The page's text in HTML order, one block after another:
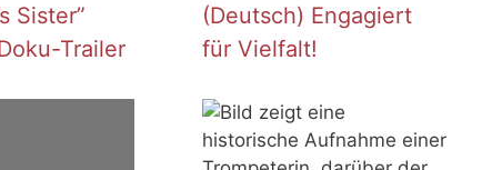
Sister”
Trailer
(Deutsch) Engagiert
für Vielfalt!